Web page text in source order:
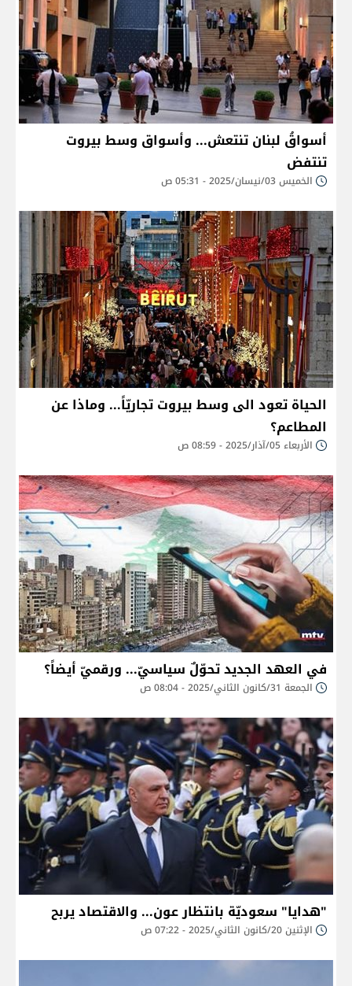
أسواقُ لبنان تنتعش... وأسواق وسط بيروت
تنتفض
الخميس 03/نيسان/2025 - 05:31 ص
الحياة تعود الى وسط بيروت تجاريّاً... وماذا عن
المطاعم؟
الأربعاء 05/آذار/2025 - 08:59 ص
في العهد الجديد تحوّلٌ سياسيّ... ورقميّ أيضاً؟
الجمعة 31/كانون الثاني/2025 - 08:04 ص
​"هدايا" سعوديّة بانتظار عون... والاقتصاد يربح
الإثنين 20/كانون الثاني/2025 - 07:22 ص